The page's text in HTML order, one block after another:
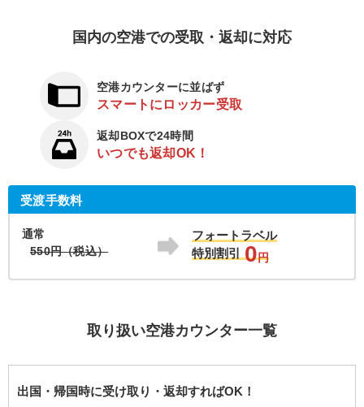
国内の空港での受取・返却に対応
空港カウンターに並ばず
スマートにロッカー受取
返却BOXで24時間
いつでも返却OK！
受渡手数料
通常
550円（税込）
フォートラベル
特別割引
0円
取り扱い空港カウンター一覧
出国・帰国時に受け取り・返却すればOK！